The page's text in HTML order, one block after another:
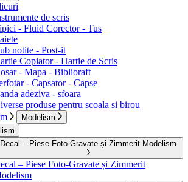
de scris
- Fluid Corector - Tus
notite - Post-it
Copiator - Hartie de Scris
- Mapa - Biblioraft
- Capsator - Capse
adeziva - sfoara
produse pentru scoala si birou
Modelism
Decal – Piese Foto-Gravate și Zimmerit Modelism
– Piese Foto-Gravate și Zimmerit